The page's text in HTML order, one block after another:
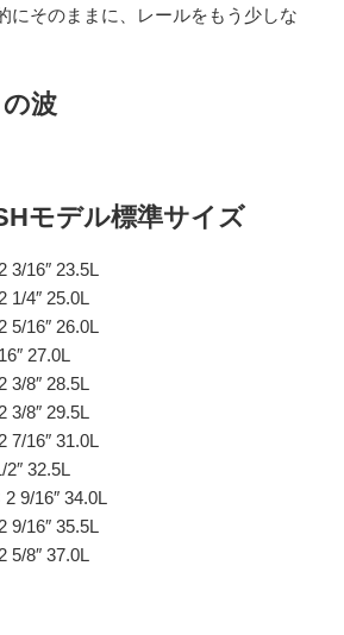
にそのままに、レールをもう少しな
波
モデル標準サイズ
3/16″ 23.5L
1/4″ 25.0L
5/16″ 26.0L
27.0L
3/8″ 28.5L
3/8″ 29.5L
7/16″ 31.0L
2″ 32.5L
2 9/16″ 34.0L
9/16″ 35.5L
5/8″ 37.0L